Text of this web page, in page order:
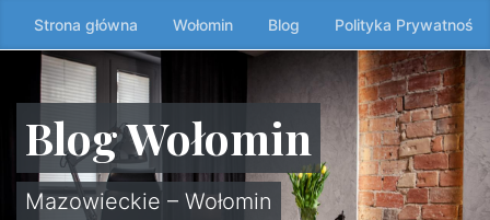
Przeskocz
do
treści
↷
Strona główna Wołomin Blog Polityka Prywatności
Blog Wołomin
Mazowieckie – Wołomin